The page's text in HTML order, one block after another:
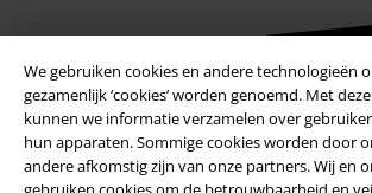
We gebruiken cookies en andere technologieën
gezamenlijk ‘cookies’ worden genoemd. Met
kunnen we informatie verzamelen over
hun apparaten. Sommige cookies worden door
andere afkomstig zijn van onze partners. Wij en
Maak deel uit van de